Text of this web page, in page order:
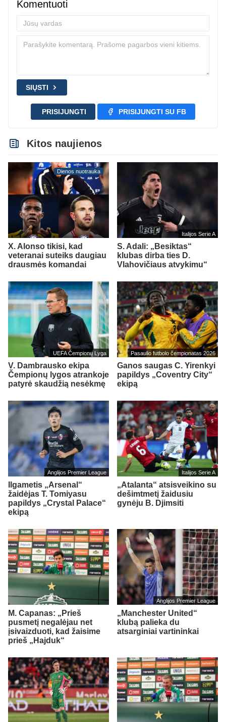
Komentuoti
SIŲSTI
PRISIJUNGTI PRISIJUNGTI SU FB
Kitos naujienos
Dienos nuotrauka
X. Alonso tikisi, kad
veteranai suteiks daugiau
drausmės komandai
Italijos Serie A
S. Adali: „Besiktas“
klubas dirba ties D.
Vlahovičiaus atvykimu“
UEFA Čempionų Lyga
V. Dambrausko ekipa
Čempionų lygos atrankoje
patyrė skaudžią nesėkmę
Pasaulio futbolo čempionatas 2026
Ganos saugas C. Yirenkyi
papildys „Coventry City“
ekipą
Anglijos Premier League
Ilgametis „Arsenal“
žaidėjas T. Tomiyasu
papildys „Crystal Palace“
ekipą
Italijos Serie A
„Atalanta“ atsisveikino su
dešimtmetį žaidusiu
gynėju B. Djimsiti
M. Capanas: „Prieš
pusmetį negalėjau net
įsivaizduoti, kad žaisime
prieš „Hajduk“
Anglijos Premier League
„Manchester United“
klubą palieka du
atsarginiai vartininkai